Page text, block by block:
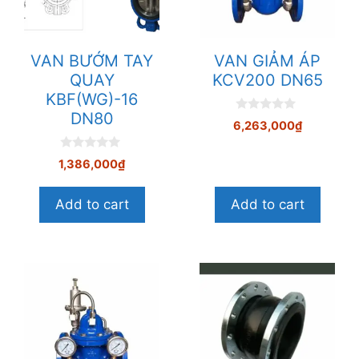
VAN BƯỚM TAY
QUAY
KBF(WG)-16
DN80
0
n
à
5
1,386,000₫
Add to cart
VAN GIẢM ÁP
KCV200 DN65
0
n
5
6,263,000₫
Add to cart